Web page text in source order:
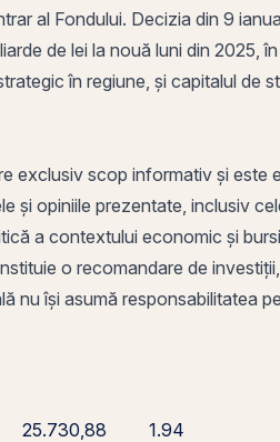
al Fondului. Decizia din 9
de lei la nouă luni din
în regiune, și capitalul de
exclusiv scop informativ și
și opiniile prezentate, inclusiv
a contextului economic și
o recomandare de
nu își asumă responsabilitatea
25.730,88
1.94